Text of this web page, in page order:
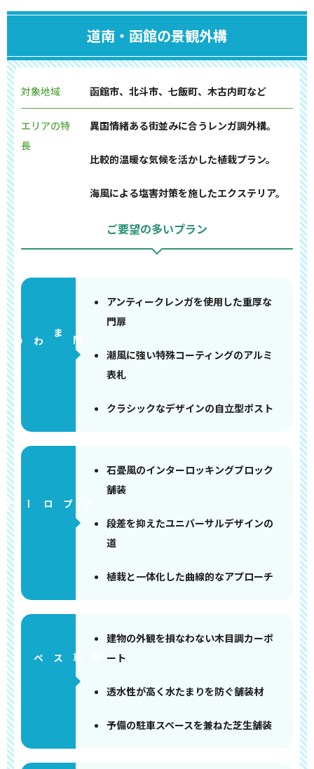
道南・函館の景観外構
対象地域 函館市、北斗市、七飯町、木古内町など
エリアの特
長
異国情緒ある街並みに合うレンガ調外構。
比較的温暖な気候を活かした植栽プラン。
海風による塩害対策を施したエクステリア。
ご要望の多いプラン
門まわり
アンティークレンガを使用した重厚な
門扉
潮風に強い特殊コーティングのアルミ
表札
クラシックなデザインの自立型ポスト
アプローチ
石畳風のインターロッキングブロック
舗装
段差を抑えたユニバーサルデザインの
道
植栽と一体化した曲線的なアプローチ
建物の外観を損なわない木目調カーポ
ート
透水性が高く水たまりを防ぐ舗装材
予備の駐車スペースを兼ねた芝生舗装